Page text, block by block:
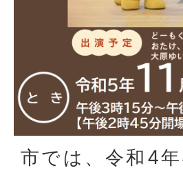
市では、令和4